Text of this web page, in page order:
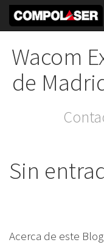
Wacom
de
Sin
Acerca de este Blog